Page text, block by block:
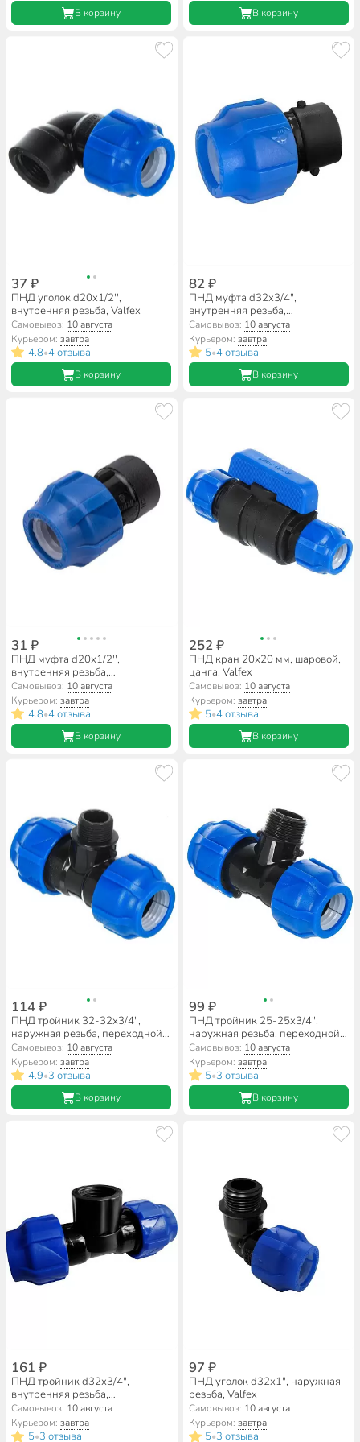
В корзину В корзину
37 ₽
ПНД уголок d20х1/2'',
внутренняя резьба, Valfex
Самовывоз: 10 августа
Курьером:завтра
4.8•4 отзыва
В корзину
82 ₽
ПНД муфта d32х3/4",
внутренняя резьба,
соединительная, Valfex
Самовывоз: 10 августа
Курьером: завтра
5•4 отзыва
В корзину
31 ₽
ПНД муфта d20х1/2'',
внутренняя резьба,
соединительная, Valfex
Самовывоз: 10 августа
Курьером:завтра
4.8•4 отзыва
В корзину
252 ₽
ПНД кран 20х20 мм, шаровой,
цанга, Valfex
Самовывоз: 10 августа
Курьером: завтра
5•4 отзыва
В корзину
114 ₽
ПНД тройник 32-32х3/4",
наружная резьба, переходной,
Valfex
Самовывоз: 10 августа
Курьером:завтра
4.9•3 отзыва
В корзину
99 ₽
ПНД тройник 25-25х3/4",
наружная резьба, переходной,
Valfex
Самовывоз: 10 августа
Курьером: завтра
5•3 отзыва
В корзину
161 ₽
ПНД тройник d32х3/4",
внутренняя резьба,
переходной, Valfex
Самовывоз: 10 августа
Курьером:завтра
5•3 отзыва
97 ₽
ПНД уголок d32х1", наружная
резьба, Valfex
Самовывоз: 10 августа
Курьером: завтра
5•3 отзыва